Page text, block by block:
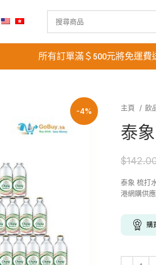
所有訂單滿＄500元將免運費
-4% 主頁 飲
泰
$
泰象 梳打
港網購供
購